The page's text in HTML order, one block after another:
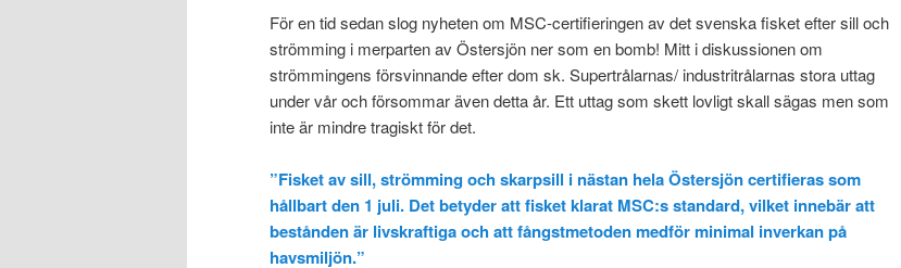
För en tid sedan slog nyheten om MSC-certifieringen av det svenska fisket efter sill och
strömming i merparten av Östersjön ner som en bomb! Mitt i diskussionen om
strömmingens försvinnande efter dom sk. Supertrålarnas/ industritrålarnas stora uttag
under vår och försommar även detta år. Ett uttag som skett lovligt skall sägas men som
inte är mindre tragiskt för det.
”Fisket av sill, strömming och skarpsill i nästan hela Östersjön certifieras som
hållbart den 1 juli. Det betyder att fisket klarat MSC:s standard, vilket innebär att
bestånden är livskraftiga och att fångstmetoden medför minimal inverkan på
havsmiljön.”